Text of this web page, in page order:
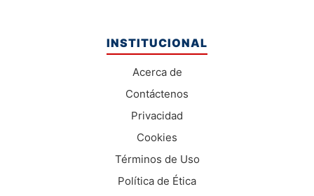
INSTITUCIONAL
Acerca de
Contáctenos
Privacidad
Cookies
Términos de Uso
Política de Ética